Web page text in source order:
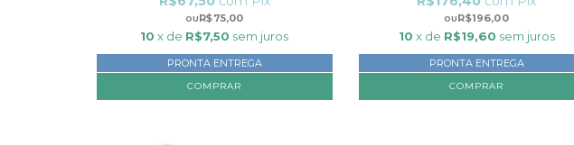
R$75,00
10 x de R$7,50 sem juros
PRONTA ENTREGA
R$196,00
10 x de R$19,60 sem juros
PRONTA ENTREGA